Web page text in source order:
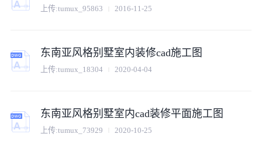
上传:tumux_95863 2016-11-25
东南亚风格别墅室内装修cad施工图
上传:tumux_18304 2020-04-04
东南亚风格别墅室内cad装修平面施工图
上传:tumux_73929 2020-10-25